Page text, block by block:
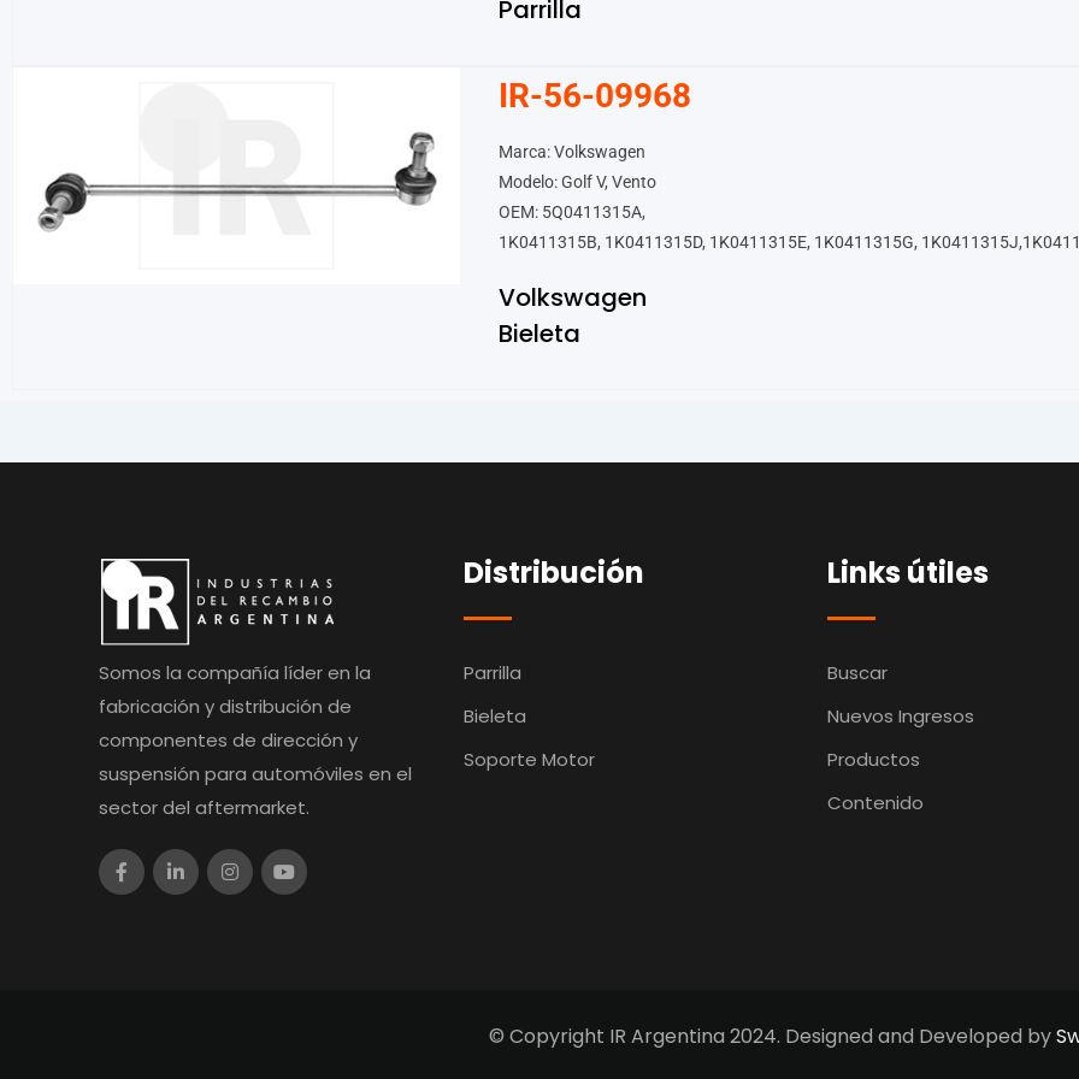
Parrilla
IR-56-09968
Marca: Volkswagen
Modelo: Golf V, Vento
OEM: 5Q0411315A,
1K0411315B, 1K0411315D, 1K0411315E, 1K0411315G,
Volkswagen
Bieleta
Somos la compañía líder en la
fabricación y distribución de
componentes de dirección y
suspensión para automóviles en el
sector del aftermarket.
Distribución
Parrilla
Bieleta
Soporte Motor
Links útiles
Buscar
Nuevos Ingresos
Productos
Contenido
© Copyright IR Argentina 2024. Designed and Developed by